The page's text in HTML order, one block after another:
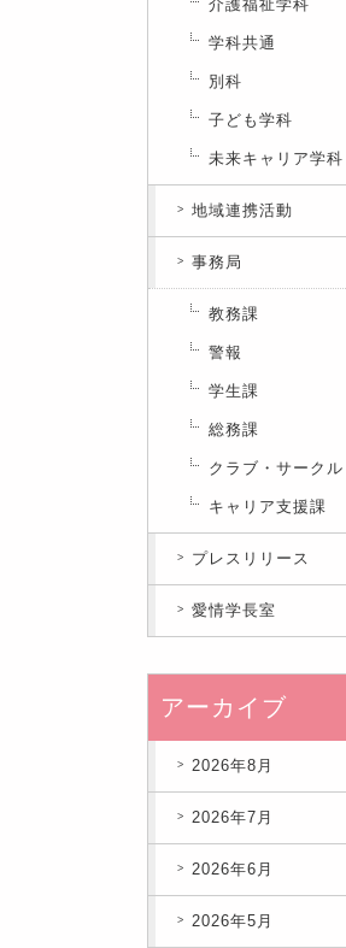
介護福祉学科
学科共通
別科
子ども学科
未来キャリア学科
地域連携活動
事務局
教務課
警報
学生課
総務課
クラブ・サークル
キャリア支援課
プレスリリース
愛情学長室
アーカイブ
2026年8月
2026年7月
2026年6月
2026年5月